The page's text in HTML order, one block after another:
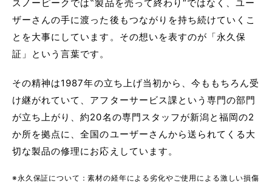
スノーピークでは‟製品を売って終わり“ではなく、ユー
ザーさんの手に渡った後もつながりを持ち続けていくこ
とを大事にしています。その想いを表すのが「永久保
証」という言葉です。
その精神は1987年の立ち上げ当初から、今ももちろん受
け継がれていて、アフターサービス課という専門の部門
が立ち上がり、約20名の専門スタッフが新潟と福岡の2
か所を拠点に、全国のユーザーさんから送られてくる大
切な製品の修理にお応えしています。
※永久保証について：素材の経年による劣化やご使用による激しい損傷